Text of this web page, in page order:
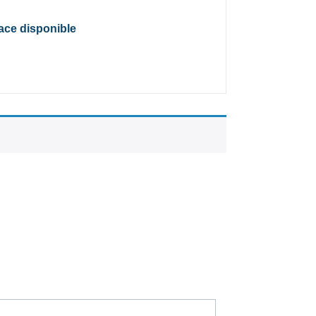
disponible